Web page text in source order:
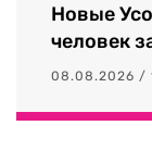
Новые
человек
08.08.2026 /